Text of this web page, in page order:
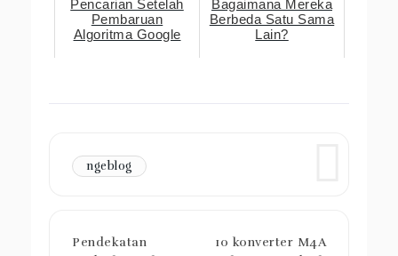
Pencarian Setelah
Pembaruan
Algoritma Google
Bagaimana Mereka
Berbeda Satu Sama
Lain?
ngeblog
Pendekatan
10 konverter M4A